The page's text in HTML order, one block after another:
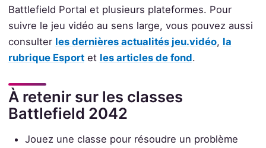
Battlefield Portal et plusieurs plateformes. Pour
suivre le jeu vidéo au sens large, vous pouvez aussi
consulter les dernières actualités jeu.vidéo, la
rubrique Esportet les articles de fond.
À retenir sur les classes
Battlefield 2042
Jouez une classe pour résoudre un problème